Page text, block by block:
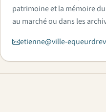
patrimoine et la mémoire
au marché ou dans les
etienne@ville-